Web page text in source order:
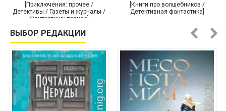
[Приключения: прочее /
Детективы / Газеты и журналы /
Фантастика: прочее]
[Книги про волшебников /
Детективная фантастика]
ВЫБОР РЕДАКЦИИ